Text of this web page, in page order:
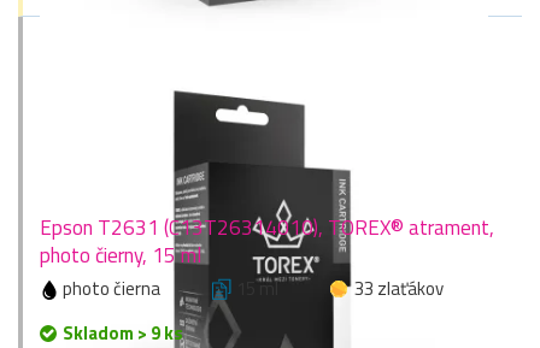
Epson T2631 (C13T26314010), TOREX® atrament,
photo čierny, 15 ml
photo čierna 15 ml
33 zlaťákov
Skladom > 9 ks